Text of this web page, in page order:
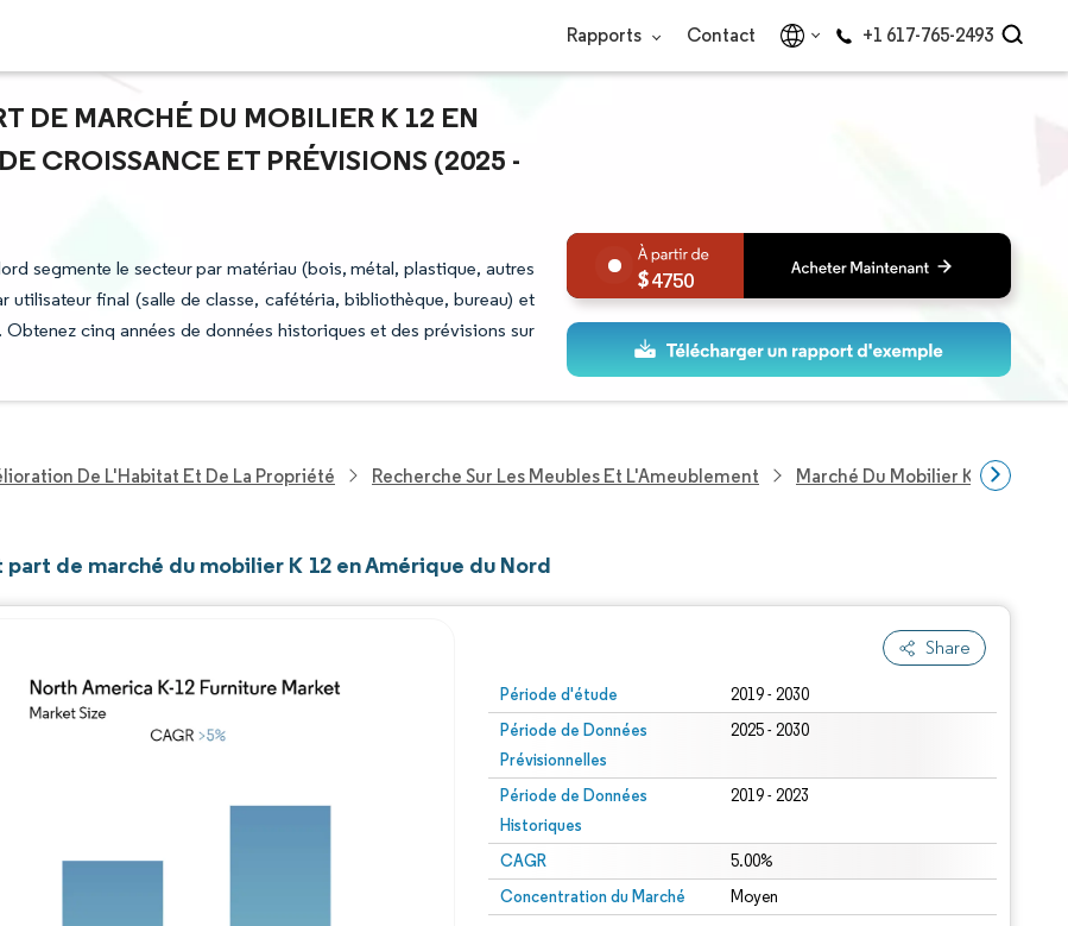
Rapports Contact +1 617-765-2493
DE MARCHÉ DU MOBILIER K 12 EN
CROISSANCE ET PRÉVISIONS (2025 -
segmente le secteur par matériau (bois, métal, plastique, autres
final (salle de classe, cafétéria, bibliothèque, bureau) et
cinq années de données historiques et des prévisions sur
4750
De L'Habitat Et De La Propriété Recherche Sur Les Meubles Et L'Ameublement Marché Du Mobilier K 12 En
part de marché du mobilier K 12 en Amérique du Nord
Share
Période d'étude 2019 - 2030
Période de Données
Prévisionnelles
2025 - 2030
Période de Données
Historiques
2019 - 2023
CAGR 5.00%
Concentration du Marché Moyen